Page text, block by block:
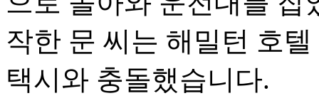
작한 문 씨는 해밀턴 호
택시와 충돌했습니다.